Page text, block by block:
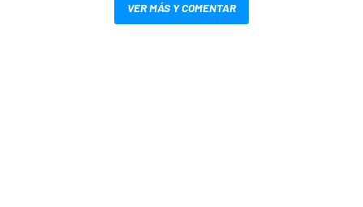
VER MÁS Y COMENTAR